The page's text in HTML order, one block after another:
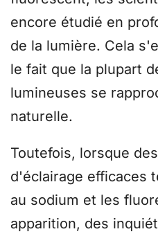
encore étudié en
de la lumière. Cela
le fait que la plupart
lumineuses se
naturelle.
Toutefois, lorsque
d'éclairage efficaces
au sodium et les
apparition, des